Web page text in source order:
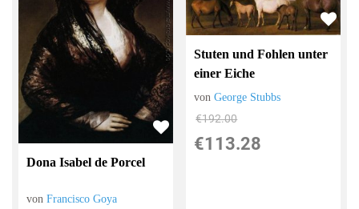
Dona Isabel de Porcel
vonFrancisco Goya
Stuten und Fohlen unter
einer Eiche
vonGeorge Stubbs
€192.00
€113.28